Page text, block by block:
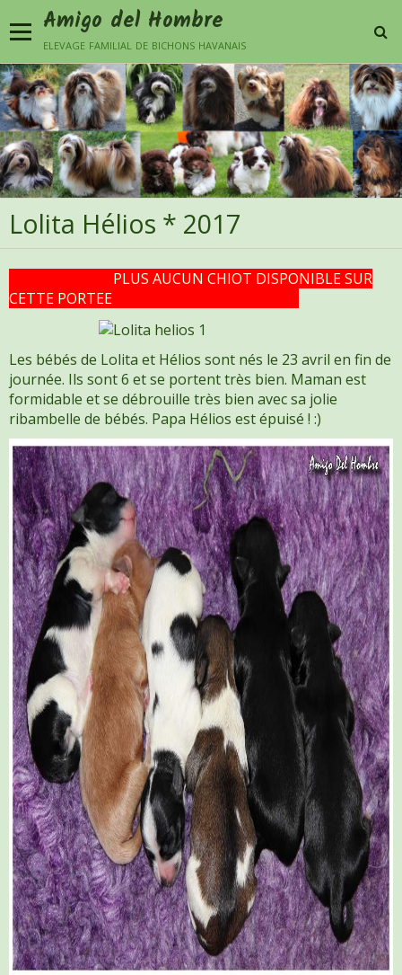
Amigo del Hombre
elevage familial de bichons havanais
Lolita Hélios * 2017
PLUS AUCUN CHIOT DISPONIBLE SUR
CETTE PORTEE
Les bébés de Lolita et Hélios sont nés le 23 avril en fin de
journée. Ils sont 6 et se portent très bien. Maman est
formidable et se débrouille très bien avec sa jolie
ribambelle de bébés. Papa Hélios est épuisé ! :)